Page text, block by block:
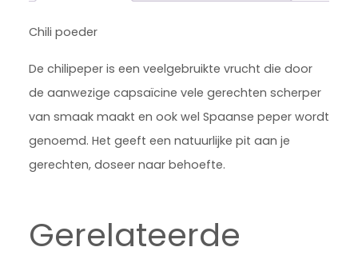
Chili poeder
De chilipeper is een veelgebruikte vrucht die door
de aanwezige capsaïcine vele gerechten scherper
van smaak maakt en ook wel Spaanse peper wordt
genoemd. Het geeft een natuurlijke pit aan je
gerechten, doseer naar behoefte.
Gerelateerde